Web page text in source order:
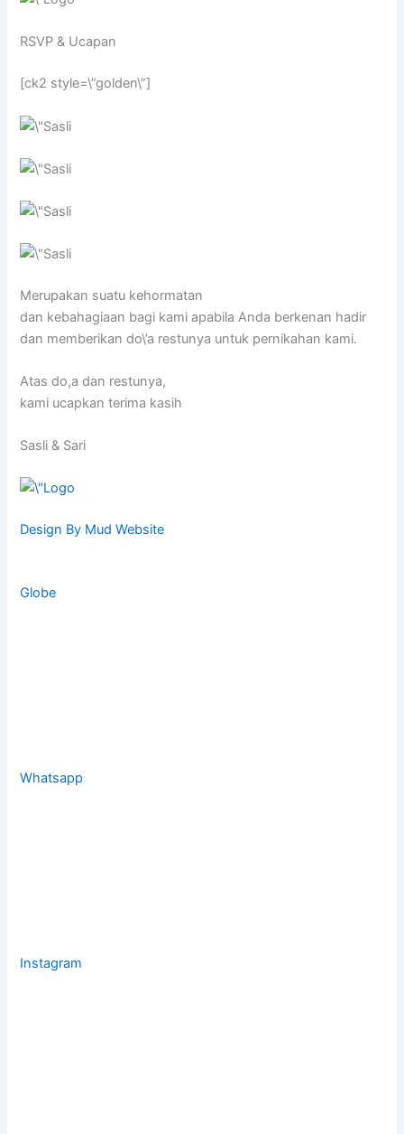
RSVP & Ucapan
[ck2 style=\”golden\”]
Merupakan suatu kehormatan
dan kebahagiaan bagi kami apabila Anda berkenan hadir
dan memberikan do\’a restunya untuk pernikahan kami.
Atas do,a dan restunya,
kami ucapkan terima kasih
Sasli & Sari
Design By Mud Website
Globe
Whatsapp
Instagram